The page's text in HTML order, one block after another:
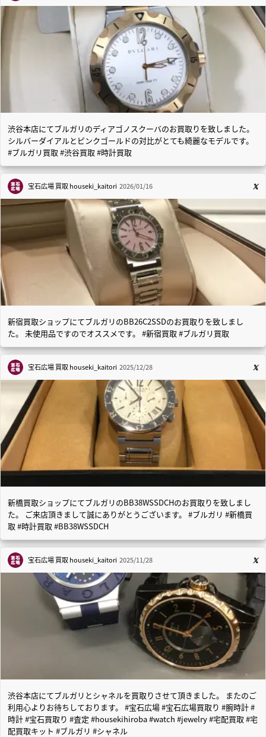
渋谷本店にてブルガリのディアゴノスクーバのお買取りを致しました。
シルバーダイアルとピンクゴールドの対比がとても綺麗なモデルです。
#ブルガリ買取 #渋谷買取 #時計買取
宝石広場 買取houseki_kaitori 2026/01/16
新宿買取ショップにてブルガリのBB26C2SSDのお買取りを致しまし
た。 未使用品ですのでオススメです。 #新宿買取 #ブルガリ買取
宝石広場 買取houseki_kaitori 2025/12/28
新橋買取ショップにてブルガリのBB38WSSDCHのお買取りを致しまし
た。 ご来店頂きまして誠にありがとうございます。 #ブルガリ #新橋買
取 #時計買取 #BB38WSSDCH
宝石広場 買取houseki_kaitori 2025/11/28
渋谷本店にてブルガリとシャネルを買取りさせて頂きました。 またのご
利用心よりお待ちしております。 #宝石広場 #宝石広場買取り #腕時計 #
時計 #宝石買取り #査定 #housekihiroba #watch #jewelry #宅配買取 #宅
配買取キット #ブルガリ #シャネル